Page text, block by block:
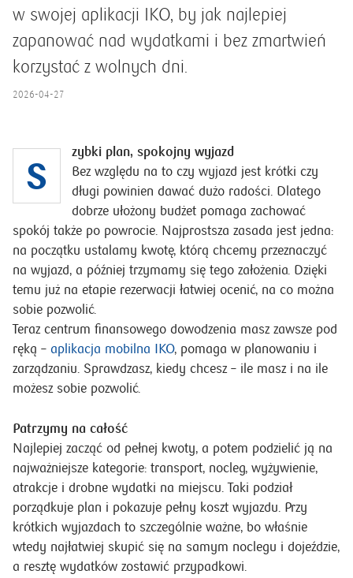
w swojej aplikacji IKO, by jak najlepiej
zapanować nad wydatkami i bez zmartwień
korzystać z wolnych dni.
2026-04-27
S
zybki plan, spokojny wyjazd
Bez względu na to czy wyjazd jest krótki czy
długi powinien dawać dużo radości. Dlatego
dobrze ułożony budżet pomaga zachować
spokój także po powrocie. Najprostsza zasada jest jedna:
na początku ustalamy kwotę, którą chcemy przeznaczyć
na wyjazd, a później trzymamy się tego założenia. Dzięki
temu już na etapie rezerwacji łatwiej ocenić, na co można
sobie pozwolić.
Teraz centrum finansowego dowodzenia masz zawsze pod
ręką – aplikacja mobilna IKO, pomaga w planowaniu i
zarządzaniu. Sprawdzasz, kiedy chcesz – ile masz i na ile
możesz sobie pozwolić.
Patrzymy na całość
Najlepiej zacząć od pełnej kwoty, a potem podzielić ją na
najważniejsze kategorie: transport, nocleg, wyżywienie,
atrakcje i drobne wydatki na miejscu. Taki podział
porządkuje plan i pokazuje pełny koszt wyjazdu. Przy
krótkich wyjazdach to szczególnie ważne, bo właśnie
wtedy najłatwiej skupić się na samym noclegu i dojeździe,
a resztę wydatków zostawić przypadkowi.